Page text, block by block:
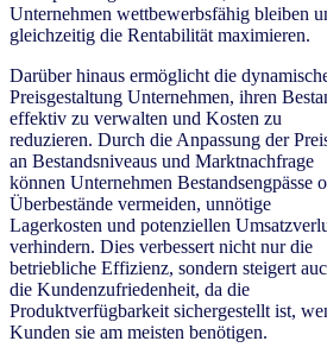
Unternehmen wettbewerbsfähig bleiben
gleichzeitig die Rentabilität maximieren.
Darüber hinaus ermöglicht die
Preisgestaltung Unternehmen, ihren
effektiv zu verwalten und Kosten zu
reduzieren. Durch die Anpassung der
an Bestandsniveaus und Marktnachfrage
können Unternehmen Bestandsengpässe
Überbestände vermeiden, unnötige
Lagerkosten und potenziellen
verhindern. Dies verbessert nicht nur die
betriebliche Effizienz, sondern steigert
die Kundenzufriedenheit, da die
Produktverfügbarkeit sichergestellt ist,
Kunden sie am meisten benötigen.